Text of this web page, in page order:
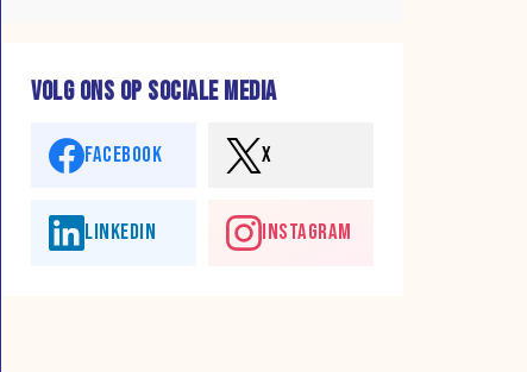
VOLG ONS OP SOCIALE MEDIA
FACEBOOK X
LINKEDIN INSTAGRAM